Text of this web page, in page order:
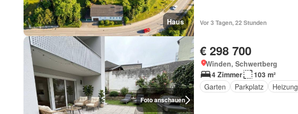
Haus Vor 3 Tagen, 22 Stunden
Foto anschauen
€ 298 700
Winden, Schwertberg
4 Zimmer
103 m²
Garten
Parkplatz Heizung